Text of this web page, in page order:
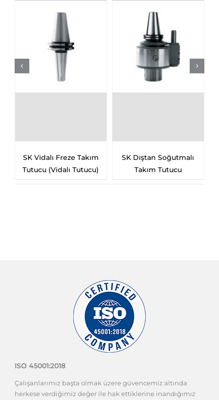
Takım
Tutucu)
SK Dıştan Soğutmalı
Takım Tutucu
SK Alın Kamalı
ISO 45001:2018
Çalışanlarımız başta olmak üzere güvencemiz altında
herkese verdiğimiz değer ile hak ettiklerine inandığımız